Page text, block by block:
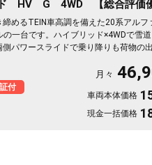
HV G 4WD 【総合評価優
締めるTEIN車高調を備えた20系アルフ
の一台です。ハイブリッド×4WDで雪
パワースライドで乗り降りも荷物の
つろげます。仕事終わりの遠出も、趣
の一台なら移動そのものが楽しみに変
保証付》
付
月々
車両本体価格
現金一括価格